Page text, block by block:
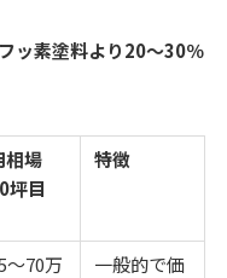
フッ素塗料より20〜30％
相場
坪目
特徴
〜70万
一般的で価